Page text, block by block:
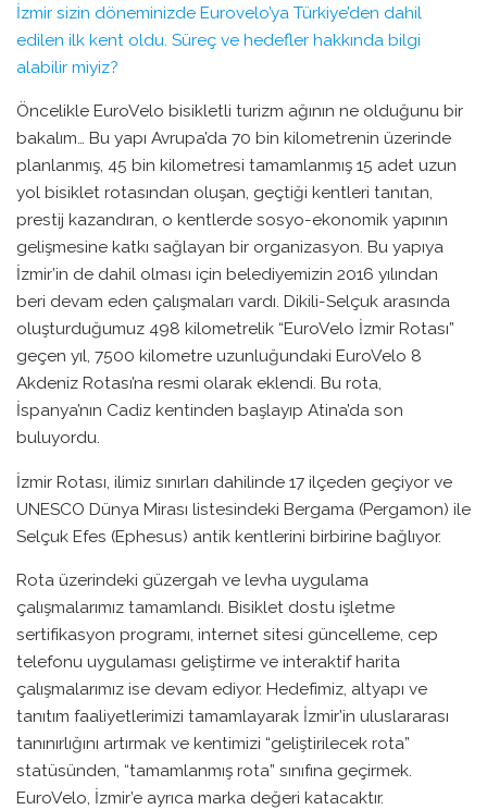
İzmir sizin döneminizde Eurovelo’ya Türkiye’den dahil
edilen ilk kent oldu. Süreç ve hedefler hakkında bilgi
alabilir miyiz?
Öncelikle EuroVelo bisikletli turizm ağının ne olduğunu bir
bakalım… Bu yapı Avrupa’da 70 bin kilometrenin üzerinde
planlanmış, 45 bin kilometresi tamamlanmış 15 adet uzun
yol bisiklet rotasından oluşan, geçtiği kentleri tanıtan,
prestij kazandıran, o kentlerde sosyo-ekonomik yapının
gelişmesine katkı sağlayan bir organizasyon. Bu yapıya
İzmir’in de dahil olması için belediyemizin 2016 yılından
beri devam eden çalışmaları vardı. Dikili-Selçuk arasında
oluşturduğumuz 498 kilometrelik “EuroVelo İzmir Rotası”
geçen yıl, 7500 kilometre uzunluğundaki EuroVelo 8
Akdeniz Rotası’na resmi olarak eklendi. Bu rota,
İspanya’nın Cadiz kentinden başlayıp Atina’da son
buluyordu.
İzmir Rotası, ilimiz sınırları dahilinde 17 ilçeden geçiyor ve
UNESCO Dünya Mirası listesindeki Bergama (Pergamon) ile
Selçuk Efes (Ephesus) antik kentlerini birbirine bağlıyor.
Rota üzerindeki güzergah ve levha uygulama
çalışmalarımız tamamlandı. Bisiklet dostu işletme
sertifikasyon programı, internet sitesi güncelleme, cep
telefonu uygulaması geliştirme ve interaktif harita
çalışmalarımız ise devam ediyor. Hedefimiz, altyapı ve
tanıtım faaliyetlerimizi tamamlayarak İzmir’in uluslararası
tanınırlığını artırmak ve kentimizi “geliştirilecek rota”
statüsünden, “tamamlanmış rota” sınıfına geçirmek.
EuroVelo, İzmir’e ayrıca marka değeri katacaktır.